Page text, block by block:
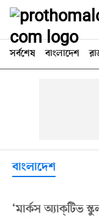
সর্বশেষ বাংলাদেশ
বাংলাদেশ
‘মার্কস অ্যাক্‌টিভ